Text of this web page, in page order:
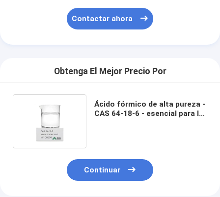
Contactar ahora
Obtenga El Mejor Precio Por
Ácido fórmico de alta pureza -
CAS 64-18-6 - esencial para la
Continuar